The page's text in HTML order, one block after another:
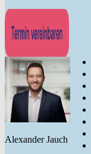
Alexander Jauch